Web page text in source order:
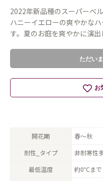
2022年新品種のスーパーベ
ハニーイエローの爽やかな
す。夏のお庭を爽やかに演出
ただい
お
開花期
春〜秋
耐性_タイプ
非耐寒性
最低温度
約0℃まで